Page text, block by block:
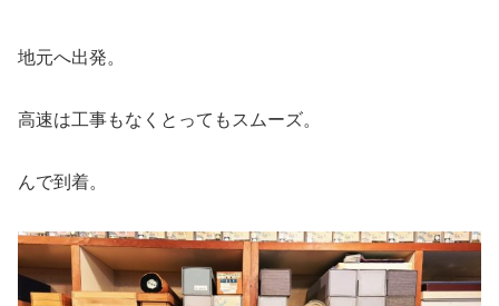
地元へ出発。
高速は工事もなくとってもスムーズ。
んで到着。